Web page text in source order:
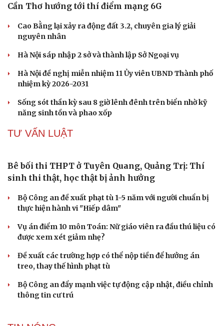
Tư vấn
Săn Tour
Câu chuyện thời sự
Kể chuyện cho bé
Hạt giống tâm hồn
Cần Thơ hướng tới thí điểm mạng 6G
Cao Bằng lại xảy ra động đất 3.2, chuyên gia lý giải
nguyên nhân
Hà Nội sáp nhập 2 sở và thành lập Sở Ngoại vụ
Hà Nội đề nghị miễn nhiệm 11 Ủy viên UBND Thành phố
nhiệm kỳ 2026-2031
Sống sót thần kỳ sau 8 giờ lênh đênh trên biển nhờ kỹ
năng sinh tồn và phao xốp
TƯ VẤN LUẬT
Bê bối thi THPT ở Tuyên Quang, Quảng Trị: Thí
sinh thi thật, học thật bị ảnh hưởng